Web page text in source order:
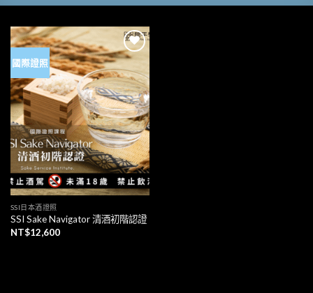
國際證照
加入
「願
望清
單」
SSI日本酒證照
SSI Sake Navigator 清酒初階認證
NT$12,600